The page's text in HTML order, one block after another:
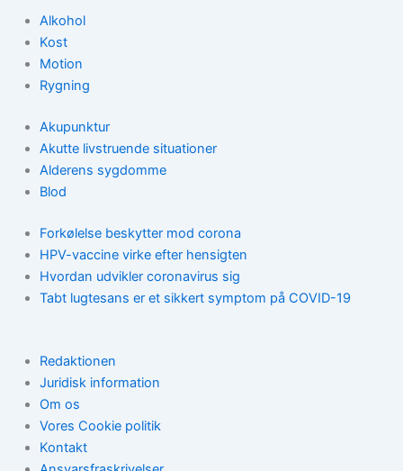
Alkohol
Kost
Motion
Rygning
Akupunktur
Akutte livstruende situationer
Alderens sygdomme
Blod
Forkølelse beskytter mod corona
HPV-vaccine virke efter hensigten
Hvordan udvikler coronavirus sig
Tabt lugtesans er et sikkert symptom på COVID-19
Redaktionen
Juridisk information
Om os
Vores Cookie politik
Kontakt